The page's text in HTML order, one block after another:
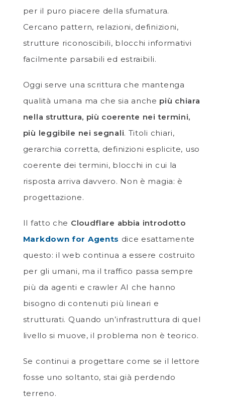
per il puro piacere della sfumatura.
Cercano pattern, relazioni, definizioni,
strutture riconoscibili, blocchi informativi
facilmente parsabili ed estraibili.
Oggi serve una scrittura che mantenga
qualità umana ma che sia anche più chiara
nella struttura, più coerente nei termini,
più leggibile nei segnali. Titoli chiari,
gerarchia corretta, definizioni esplicite, uso
coerente dei termini, blocchi in cui la
risposta arriva davvero. Non è magia: è
progettazione.
Il fatto che Cloudflare abbia introdotto
Markdown for Agents dice esattamente
questo: il web continua a essere costruito
per gli umani, ma il traffico passa sempre
più da agenti e crawler AI che hanno
bisogno di contenuti più lineari e
strutturati. Quando un’infrastruttura di quel
livello si muove, il problema non è teorico.
Se continui a progettare come se il lettore
fosse uno soltanto, stai già perdendo
terreno.